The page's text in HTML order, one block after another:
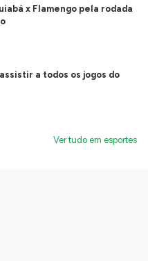
x Flamengo pela rodada
a todos os jogos do
Ver tudo em esportes